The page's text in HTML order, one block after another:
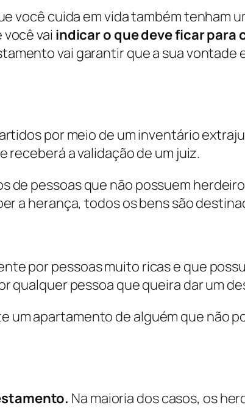
você cuida em vida também tenham
vai indicar o que deve ficar para
vai garantir que a sua vontade
por meio de um inventário
a validação de um juiz.
de pessoas que não possuem
a herança, todos os bens são
por pessoas muito ricas e que
qualquer pessoa que queira dar um
um apartamento de alguém que não
Na maioria dos casos, os